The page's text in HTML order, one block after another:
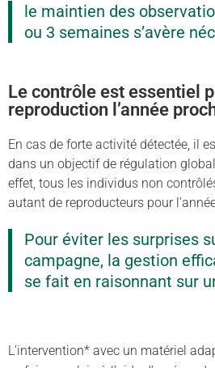
le maintien des
ou 3 semaines s’avère
Le contrôle est essentiel
reproduction l’année
En cas de forte activité détectée, il
dans un objectif de régulation
effet, tous les individus non
autant de reproducteurs pour
Pour éviter les surprises
campagne, la gestion
se fait en raisonnant sur
L’intervention* avec un matériel